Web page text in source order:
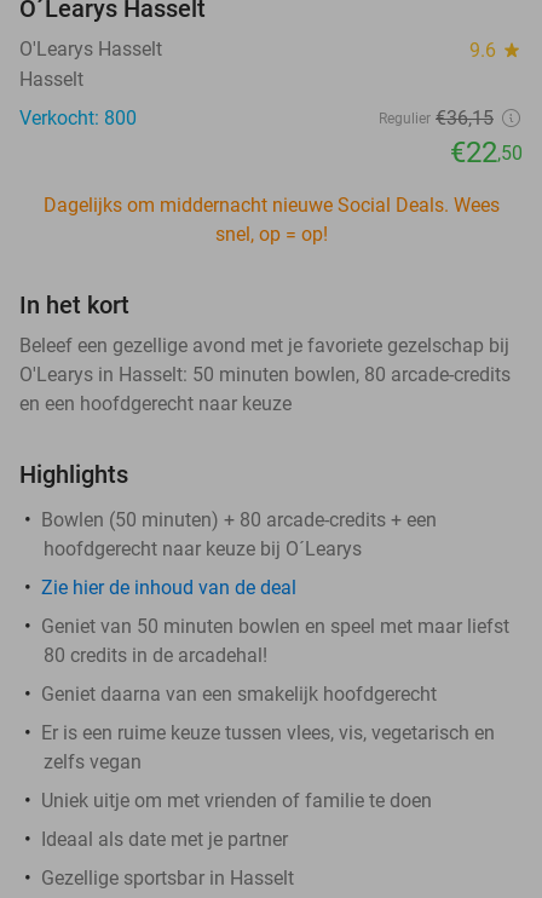
O´Learys Hasselt
O'Learys Hasselt 9.6 star
Hasselt
Verkocht: 800
Regulier €36,15
€22,50
Dagelijks om middernacht nieuwe Social Deals. Wees
snel, op = op!
In het kort
Beleef een gezellige avond met je favoriete gezelschap bij
O'Learys in Hasselt: 50 minuten bowlen, 80 arcade-credits
en een hoofdgerecht naar keuze
Highlights
Bowlen (50 minuten) + 80 arcade-credits + een
hoofdgerecht naar keuze bij O´Learys
Zie hier de inhoud van de deal
Geniet van 50 minuten bowlen en speel met maar liefst
80 credits in de arcadehal!
Geniet daarna van een smakelijk hoofdgerecht
Er is een ruime keuze tussen vlees, vis, vegetarisch en
zelfs vegan
Uniek uitje om met vrienden of familie te doen
Ideaal als date met je partner
Gezellige sportsbar in Hasselt